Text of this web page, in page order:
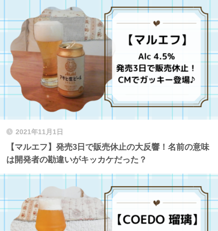
2021年11月1日
【マルエフ】発売3日で販売休止の大反響！名前の意味
は開発者の勘違いがキッカケだった？